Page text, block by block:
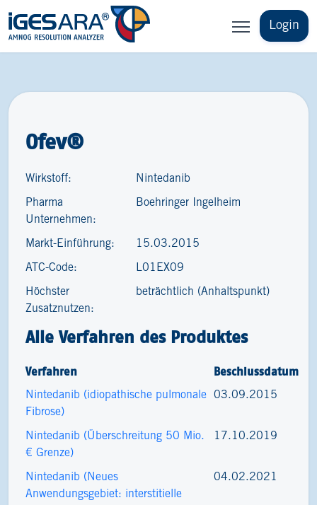
Login
Ofev®
Wirkstoff: Nintedanib
Pharma
Unternehmen:
Boehringer Ingelheim
Markt-Einführung: 15.03.2015
ATC-Code: L01EX09
Höchster
Zusatznutzen:
beträchtlich (Anhaltspunkt)
Alle Verfahren des Produktes
Verfahren Beschlussdatum
Nintedanib (idiopathische pulmonale
Fibrose)
03.09.2015
Nintedanib (Überschreitung 50 Mio.
€ Grenze)
17.10.2019
Nintedanib (Neues
Anwendungsgebiet: interstitielle
04.02.2021